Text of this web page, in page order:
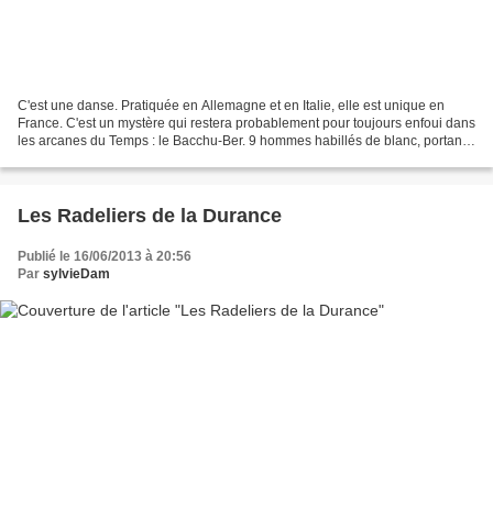
C'est une danse. Pratiquée en Allemagne et en Italie, elle est unique en
France. C'est un mystère qui restera probablement pour toujours enfoui dans
les arcanes du Temps : le Bacchu-Ber. 9 hommes habillés de blanc, portant
Les Radeliers de la Durance
Publié le 16/06/2013 à 20:56
Par sylvieDam